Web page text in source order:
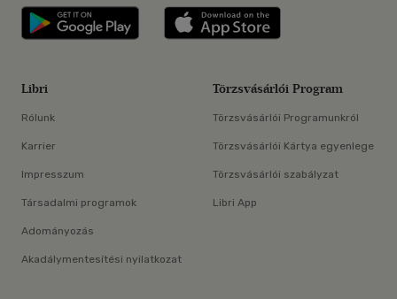
Libri applikáció Szerezd meg: Google
Libri
Rólunk
Karrier
Impresszum
Társadalmi programok
Adományozás
Akadálymentesítési nyilatkozat
Törzsvásárlói Program
Törzsvásárlói Programunkról
Törzsvásárlói Kártya egyenlege
Törzsvásárlói szabályzat
Libri App